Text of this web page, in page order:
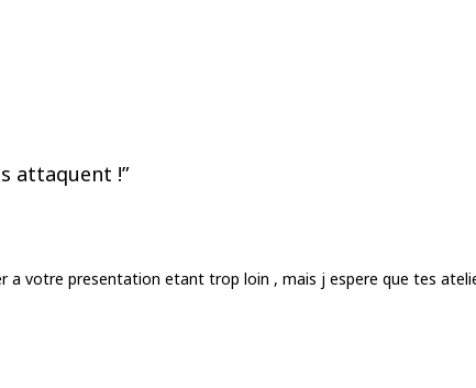
attaquent !”
a votre presentation etant trop loin , mais j espere que tes